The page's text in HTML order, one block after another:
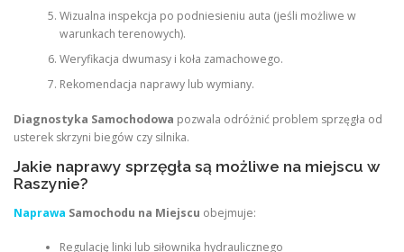
Wizualna inspekcja po podniesieniu auta (jeśli możliwe w
warunkach terenowych).
Weryfikacja dwumasy i koła zamachowego.
Rekomendacja naprawy lub wymiany.
Diagnostyka Samochodowa pozwala odróżnić problem sprzęgła od
usterek skrzyni biegów czy silnika.
Jakie naprawy sprzęgła są możliwe na miejscu w
Raszynie?
Naprawa Samochodu na Miejscu obejmuje:
Regulację linki lub siłownika hydraulicznego